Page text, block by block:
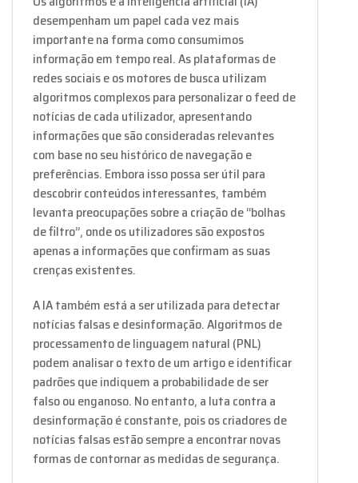
desempenham um papel cada vez mais
importante na forma como consumimos
informação em tempo real. As plataformas de
redes sociais e os motores de busca utilizam
algoritmos complexos para personalizar o feed de
notícias de cada utilizador, apresentando
informações que são consideradas relevantes
com base no seu histórico de navegação e
preferências. Embora isso possa ser útil para
descobrir conteúdos interessantes, também
levanta preocupações sobre a criação de “bolhas
de filtro”, onde os utilizadores são expostos
apenas a informações que confirmam as suas
crenças existentes.
A IA também está a ser utilizada para detectar
notícias falsas e desinformação. Algoritmos de
processamento de linguagem natural (PNL)
podem analisar o texto de um artigo e identificar
padrões que indiquem a probabilidade de ser
falso ou enganoso. No entanto, a luta contra a
desinformação é constante, pois os criadores de
notícias falsas estão sempre a encontrar novas
formas de contornar as medidas de segurança.